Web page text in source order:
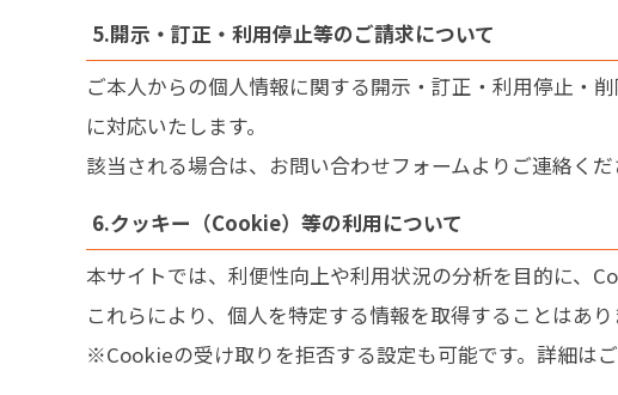
5.開示・訂正・利用停止等のご請求について
ご本人からの個人情報に関する開示・訂正・利用停止・
に対応いたします。
該当される場合は、お問い合わせフォームよりご連絡くだ
6.クッキー（Cookie）等の利用について
本サイトでは、利便性向上や利用状況の分析を目的に、
これらにより、個人を特定する情報を取得することはあり
※Cookieの受け取りを拒否する設定も可能です。詳細は